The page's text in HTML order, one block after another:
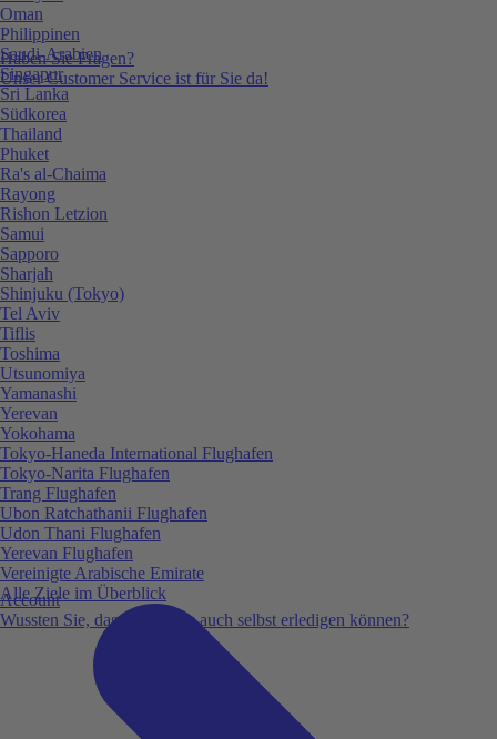
Haben Sie Fragen?
Unser Customer Service ist für Sie da!
Account
Wussten Sie, dass Sie vieles auch selbst erledigen können?
Oman
Philippinen
Saudi-Arabien
Singapur
Sri Lanka
Südkorea
Thailand
Phuket
Ra's al-Chaima
Rayong
Rishon Letzion
Samui
Sapporo
Sharjah
Shinjuku (Tokyo)
Tel Aviv
Tiflis
Toshima
Utsunomiya
Yamanashi
Yerevan
Yokohama
Tokyo-Haneda International Flughafen
Tokyo-Narita Flughafen
Trang Flughafen
Ubon Ratchathanii Flughafen
Udon Thani Flughafen
Yerevan Flughafen
Vereinigte Arabische Emirate
Alle Ziele im Überblick